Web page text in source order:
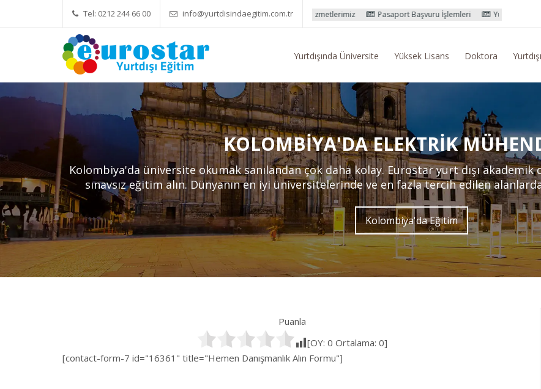
Tel: 0212 244 66 00 info@yurtdisindaegitim.com.tr
Yök Denkliği Önemli Eğitim Ücretleri Hizmetlerimiz Pasaport Başvuru İşlemleri Yurtdışı Eğitim Konusunda
Yurtdışında Üniversite Yüksek Lisans Doktora
KOLOMBIYA'DA ELEKTRIK
Kolombiya'da üniversite okumak sanılandan çok daha kolay. Eurostar yurt dışı
sınavsız eğitim alın. Dünyanın en iyi üniversitelerinde ve en fazla tercih edilen
Kolombiya'da Eğitim
Puanla
[OY: 0 Ortalama: 0]
[contact-form-7 id="16361" title="Hemen Danışmanlık Alın Formu"]